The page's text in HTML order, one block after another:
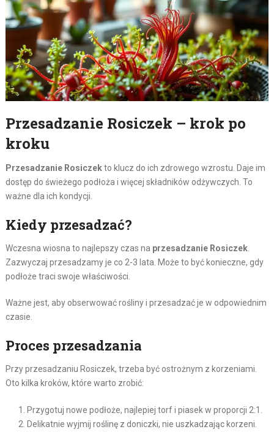
Przesadzanie Rosiczek – krok po
kroku
Przesadzanie Rosiczekto klucz do ich zdrowego wzrostu. Daje im
dostęp do świeżego podłoża i więcej składników odżywczych. To
ważne dla ich kondycji.
Kiedy przesadzać?
Wczesna wiosna to najlepszy czas na przesadzanie Rosiczek.
Zazwyczaj przesadzamy je co 2-3 lata. Może to być konieczne, gdy
podłoże traci swoje właściwości.
Ważne jest, aby obserwować rośliny i przesadzać je w odpowiednim
czasie.
Proces przesadzania
Przy przesadzaniu Rosiczek, trzeba być ostrożnym z korzeniami.
Oto kilka kroków, które warto zrobić:
Przygotuj nowe podłoże, najlepiej torf i piasek w proporcji 2:1.
Delikatnie wyjmij roślinę z doniczki, nie uszkadzając korzeni.